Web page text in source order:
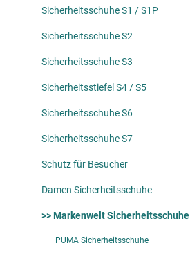
Sicherheitsschuhe S1 / S1P
Sicherheitsschuhe S2
Sicherheitsschuhe S3
Sicherheitsstiefel S4 / S5
Sicherheitsschuhe S6
Sicherheitsschuhe S7
Schutz für Besucher
Damen Sicherheitsschuhe
>> Markenwelt Sicherheitsschuhe
PUMA Sicherheitsschuhe